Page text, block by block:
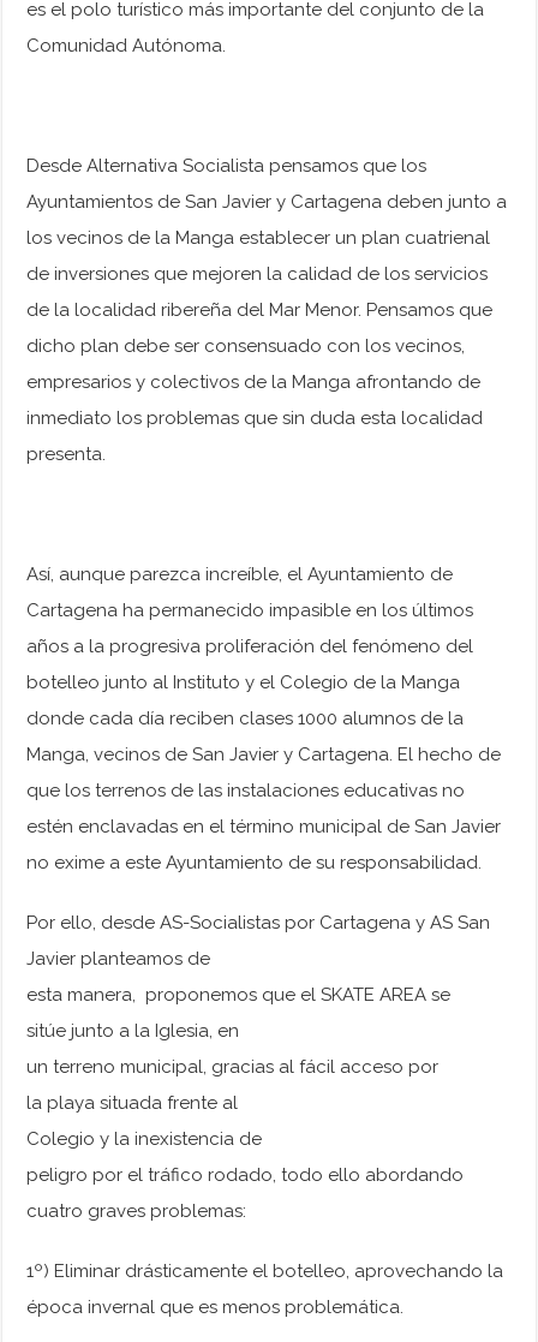
es el polo turístico más importante del conjunto de la
Comunidad Autónoma.
Desde Alternativa Socialista pensamos que los
Ayuntamientos de San Javier y Cartagena deben junto a
los vecinos de la Manga establecer un plan cuatrienal
de inversiones que mejoren la calidad de los servicios
de la localidad ribereña del Mar Menor. Pensamos que
dicho plan debe ser consensuado con los vecinos,
empresarios y colectivos de la Manga afrontando de
inmediato los problemas que sin duda esta localidad
presenta.
Así, aunque parezca increíble, el Ayuntamiento de
Cartagena ha permanecido impasible en los últimos
años a la progresiva proliferación del fenómeno del
botelleo junto al Instituto y el Colegio de la Manga
donde cada día reciben clases 1000 alumnos de la
Manga, vecinos de San Javier y Cartagena. El hecho de
que los terrenos de las instalaciones educativas no
estén enclavadas en el término municipal de San Javier
no exime a este Ayuntamiento de su responsabilidad.
Por ello, desde AS-Socialistas por Cartagena y AS San
Javier planteamos de
esta manera, proponemos que el SKATE AREA se
sitúe junto a la Iglesia, en
un terreno municipal, gracias al fácil acceso por
la playa situada frente al
Colegio y la inexistencia de
peligro por el tráfico rodado, todo ello abordando
cuatro graves problemas:
1º) Eliminar drásticamente el botelleo, aprovechando la
época invernal que es menos problemática.